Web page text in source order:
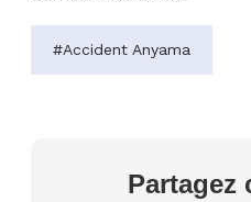
#Accident Anyama
Partagez